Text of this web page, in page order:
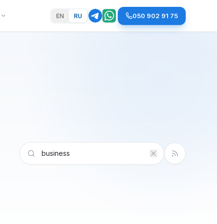
EN RU 050 902 91 75